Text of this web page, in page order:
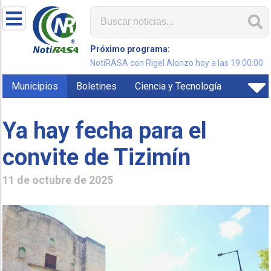
Próximo programa:
NotiRASA con Rigel Alonzo hoy a las 19:00:00
Municipios Boletines Ciencia y Tecnología
Ya hay fecha para el
convite de Tizimín
11 de octubre de 2025